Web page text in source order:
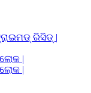
ରିସିଡ୍ |
|
|